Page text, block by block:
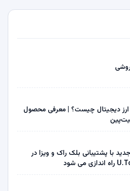
ارز دیجیتال چیست؟ | معرفی محصول
با پشتیبانی بلک راک و ویزا در